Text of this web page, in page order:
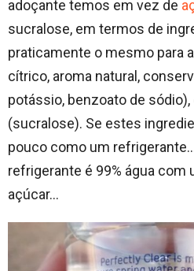
adoçante temos em vez de
sucralose, em termos de
praticamente o mesmo para
cítrico, aroma natural,
potássio, benzoato de
(sucralose). Se estes
pouco como um
refrigerante é 99% água com
açúcar…